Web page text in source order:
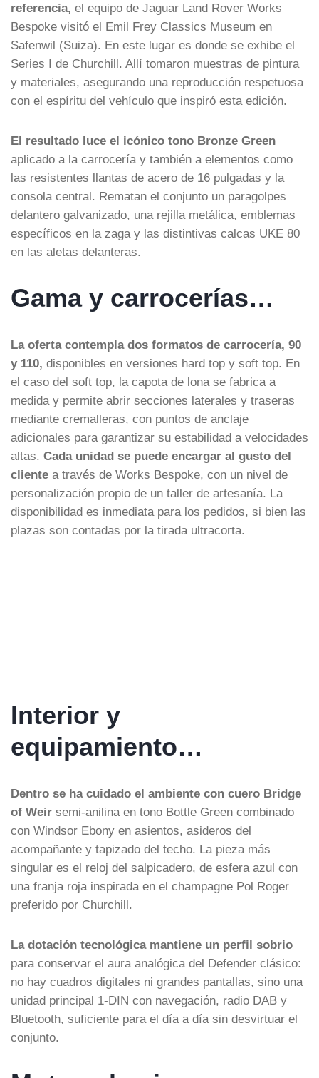
referencia, el equipo de Jaguar Land Rover Works
Bespoke visitó el Emil Frey Classics Museum en
Safenwil (Suiza). En este lugar es donde se exhibe el
Series I de Churchill. Allí tomaron muestras de pintura
y materiales, asegurando una reproducción respetuosa
con el espíritu del vehículo que inspiró esta edición.
El resultado luce el icónico tono Bronze Green
aplicado a la carrocería y también a elementos como
las resistentes llantas de acero de 16 pulgadas y la
consola central. Rematan el conjunto un paragolpes
delantero galvanizado, una rejilla metálica, emblemas
específicos en la zaga y las distintivas calcas UKE 80
en las aletas delanteras.
Gama y carrocerías…
La oferta contempla dos formatos de carrocería, 90
y 110, disponibles en versiones hard top y soft top. En
el caso del soft top, la capota de lona se fabrica a
medida y permite abrir secciones laterales y traseras
mediante cremalleras, con puntos de anclaje
adicionales para garantizar su estabilidad a velocidades
altas. Cada unidad se puede encargar al gusto del
cliente a través de Works Bespoke, con un nivel de
personalización propio de un taller de artesanía. La
disponibilidad es inmediata para los pedidos, si bien las
plazas son contadas por la tirada ultracorta.
Interior y
equipamiento…
Dentro se ha cuidado el ambiente con cuero Bridge
of Weir semi-anilina en tono Bottle Green combinado
con Windsor Ebony en asientos, asideros del
acompañante y tapizado del techo. La pieza más
singular es el reloj del salpicadero, de esfera azul con
una franja roja inspirada en el champagne Pol Roger
preferido por Churchill.
La dotación tecnológica mantiene un perfil sobrio
para conservar el aura analógica del Defender clásico:
no hay cuadros digitales ni grandes pantallas, sino una
unidad principal 1-DIN con navegación, radio DAB y
Bluetooth, suficiente para el día a día sin desvirtuar el
conjunto.